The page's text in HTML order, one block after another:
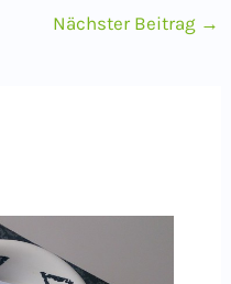
Nächster Beitrag →